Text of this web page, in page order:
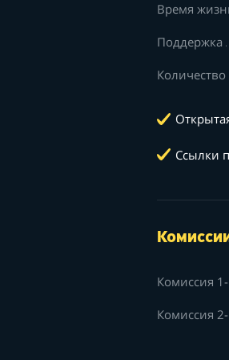
Время
Поддержка
Ссылки
Комиссия
Комиссия